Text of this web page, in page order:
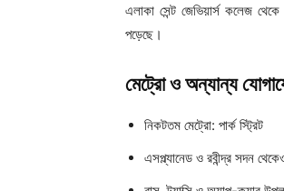
এলাকা সেন্ট জেভিয়ার্স কলেজ
পড়েছে।
মেট্রো ও অন্যান্য
নিকটতম মেট্রো: পার্ক স্ট্রিট
এসপ্ল্যানেড ও রবীন্দ্র সদন